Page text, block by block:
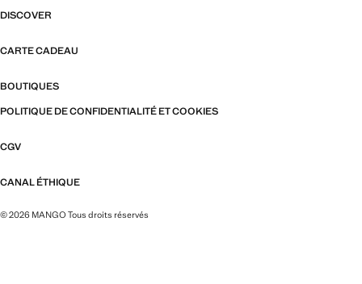
DISCOVER
CARTE CADEAU
BOUTIQUES
POLITIQUE DE CONFIDENTIALITÉ ET COOKIES
CGV
CANAL ÉTHIQUE
© 2026 MANGO Tous droits réservés